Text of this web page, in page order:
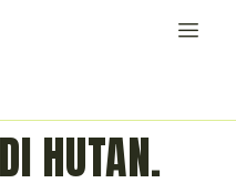
HUTAN.